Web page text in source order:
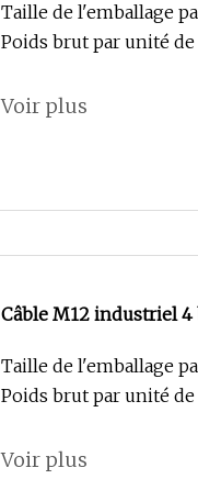
Taille de l'emballage
Poids brut par unité
Voir plus
Câble M12 industriel
Taille de l'emballage
Poids brut par unité
Voir plus